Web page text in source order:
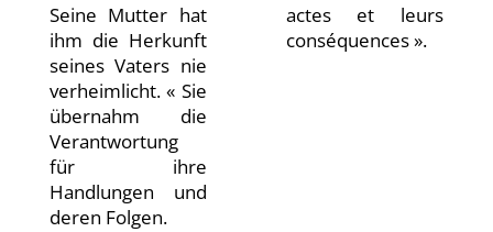
Seine Mutter hat
ihm die Herkunft
seines Vaters nie
verheimlicht. « Sie
übernahm die
Verantwortung
für ihre
Handlungen und
deren Folgen.
actes et leurs
conséquences ».